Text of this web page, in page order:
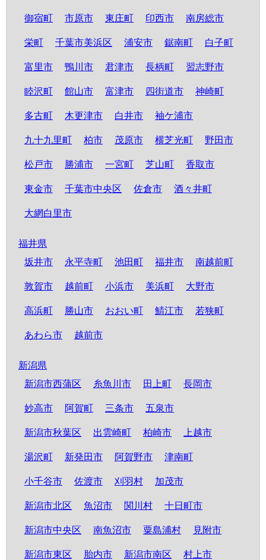
御宿町 市原市 東庄町 印西市 南房総市
栄町 千葉市美浜区 浦安市 鋸南町 白子町
富里市 鴨川市 君津市 長柄町 習志野市
睦沢町 館山市 富津市 四街道市 神崎町
多古町 木更津市 白井市 袖ケ浦市
九十九里町 柏市 茂原市 横芝光町 野田市
松戸市 勝浦市 一宮町 芝山町 香取市
東金市 千葉市中央区 佐倉市 酒々井町
大網白里市
福井県
坂井市
永平寺町 池田町 福井市 南越前町
敦賀市 越前町 小浜市 美浜町 大野市
高浜町 勝山市 おおい町 鯖江市 若狭町
あわら市 越前市
新潟県
新潟市西蒲区
糸魚川市 田上町 長岡市
妙高市 阿賀町 三条市 五泉市
新潟市秋葉区 出雲崎町 柏崎市 上越市
湯沢町 新発田市 阿賀野市 津南町
小千谷市 佐渡市 刈羽村 加茂市
新潟市北区 魚沼市 関川村 十日町市
新潟市中央区 南魚沼市 粟島浦村 見附市
新潟市東区 胎内市 新潟市南区 村上市